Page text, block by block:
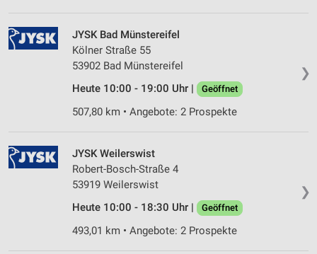
❯
JYSK Bad Münstereifel
Kölner Straße 55
53902 Bad Münstereifel
Heute 10:00 - 19:00 Uhr |
Geöffnet
507,80 km • Angebote: 2 Prospekte
❯
JYSK Weilerswist
Robert-Bosch-Straße 4
53919 Weilerswist
Heute 10:00 - 18:30 Uhr |
Geöffnet
493,01 km • Angebote: 2 Prospekte
personalisierter Werbung
Erstellung von Profilen zur Personalisierung
von Inhalten
Verwendung von Profilen zur Auswahl
personalisierter Inhalte
Messung der Performance von Inhalten
Kombinationen von Daten aus verschiedenen